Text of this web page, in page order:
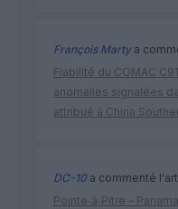
François Martya
Fiabilité du COMAC
anomalies signalées
attribué à China
DC-10 a commenté
Pointe‑à‑Pitre –